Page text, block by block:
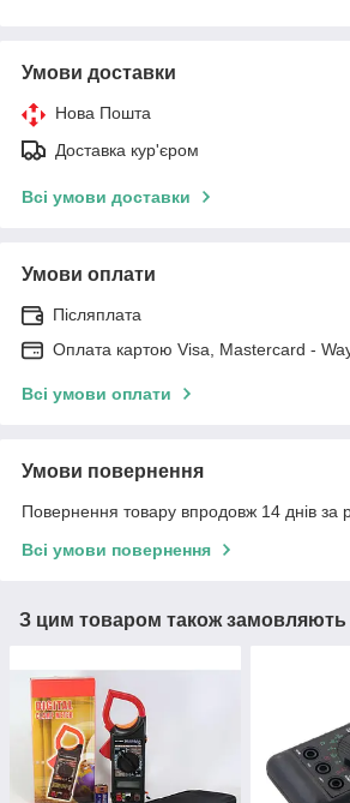
Умови доставки
Нова Пошта
Доставка кур'єром
Всі умови доставки
Умови оплати
Післяплата
Оплата картою Visa, Mastercard -
Всі умови оплати
Умови повернення
Повернення товару впродовж 14 днів за
Всі умови повернення
З цим товаром також замовляють